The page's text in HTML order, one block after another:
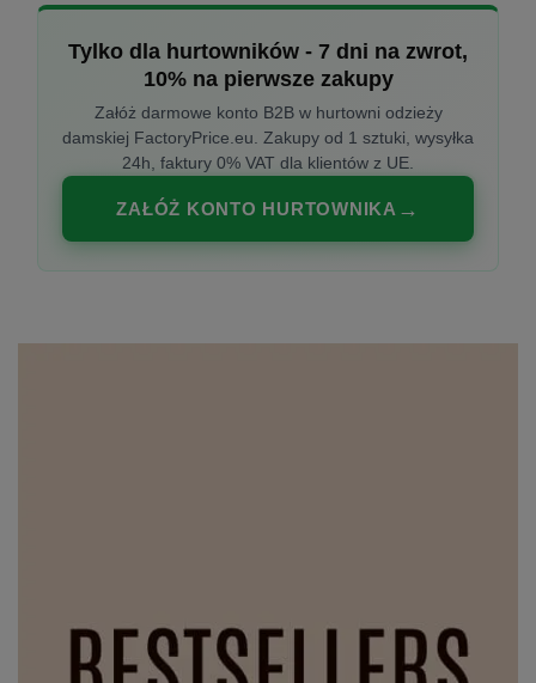
Tylko dla hurtowników - 7 dni na zwrot,
10% na pierwsze zakupy
Załóż darmowe konto B2B w hurtowni odzieży
damskiej FactoryPrice.eu. Zakupy od 1 sztuki, wysyłka
24h, faktury 0% VAT dla klientów z UE.
ZAŁÓŻ KONTO HURTOWNIKA